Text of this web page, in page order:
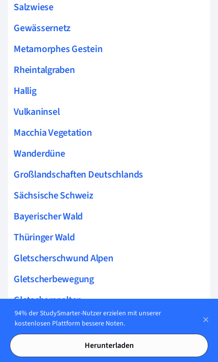
Salzwiese
Gewässernetz
Metamorphes Gestein
Rheintalgraben
Hallig
Vulkaninsel
Macchia Vegetation
Wanderdüne
Großlandschaften Deutschlands
Sächsische Schweiz
Bayerischer Wald
Thüringer Wald
Gletscherschwund Alpen
Gletscherbewegung
Gletscherspalten
Mittelmeerraum
Ostfriesische Inseln
94% der StudySmarter-Nutzer erzielen mit unserer
kostenlosen Plattform bessere Noten.
Herunterladen